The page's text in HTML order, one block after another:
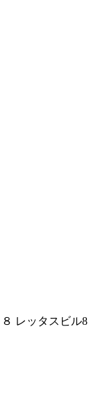
レッタスビル8